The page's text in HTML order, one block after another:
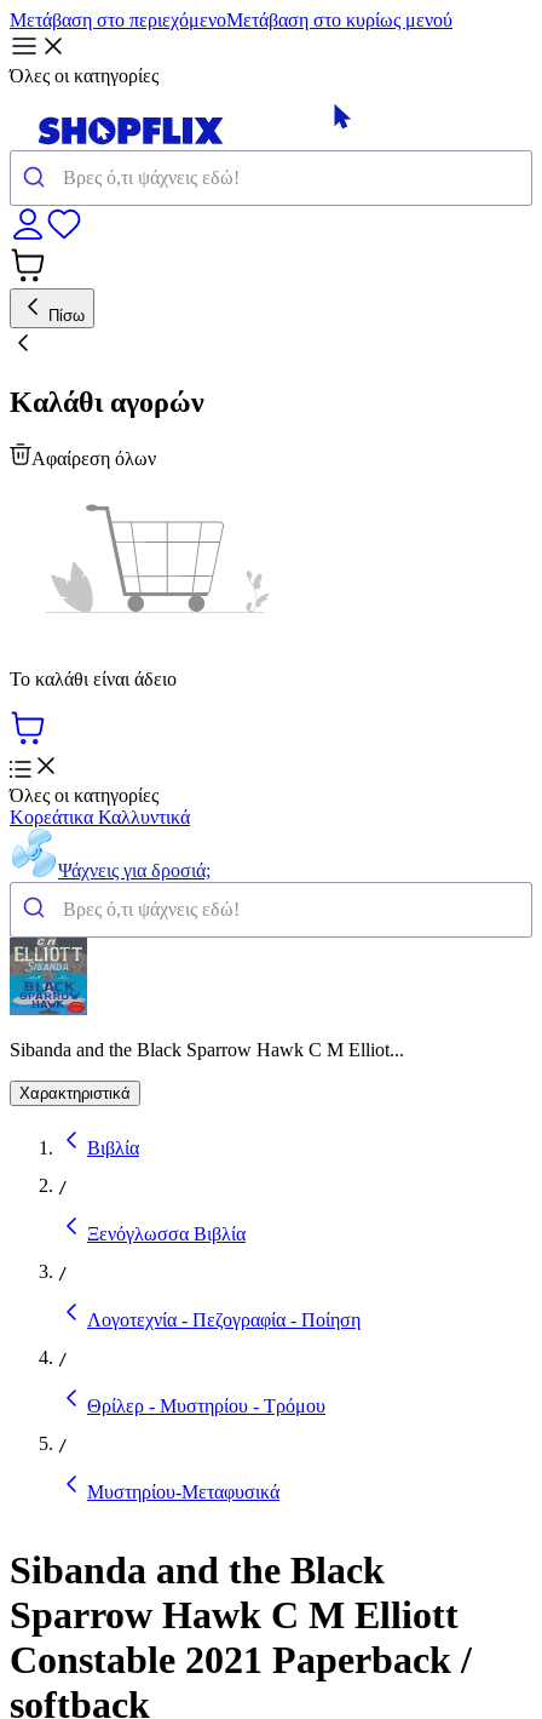
Μετάβαση στο περιεχόμενοΜετάβαση στο κυρίως μενού
Όλες οι κατηγορίες
Πίσω
Καλάθι αγορών
Αφαίρεση όλων
Το καλάθι είναι άδειο
Όλες οι κατηγορίες
Κορεάτικα Καλλυντικά
Ψάχνεις για δροσιά;
Sibanda and the Black Sparrow Hawk C M Elliot...
Χαρακτηριστικά
Βιβλία
/
Ξενόγλωσσα Βιβλία
/
Λογοτεχνία - Πεζογραφία - Ποίηση
/
Θρίλερ - Μυστηρίου - Τρόμου
/
Μυστηρίου-Μεταφυσικά
Sibanda and the Black
Sparrow Hawk C M Elliott
Constable 2021 Paperback /
softback